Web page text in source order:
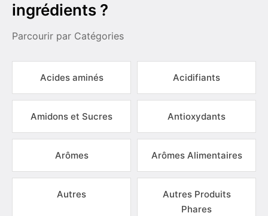
ingrédients ?
Parcourir par Catégories
Acides aminés Acidifiants
Amidons et Sucres Antioxydants
Arômes Arômes Alimentaires
Autres
Autres Produits
Phares